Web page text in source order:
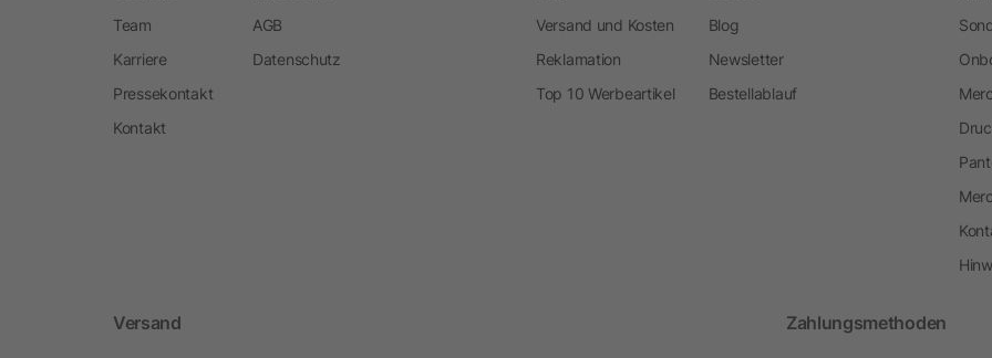
Team
Karriere
Pressekontakt
Kontakt
AGB
Datenschutz
Versand und Kosten
Reklamation
Top 10 Werbeartikel
Blog
Newsletter
Bestellablauf
Versand Zahlungsmethoden